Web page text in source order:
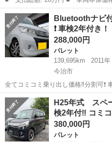
名： スズキ ■ 車種名： パレッ
ッドＩＩ パワステ ＡＢＳ 運転
グ サイドエアバッ...
香川 木田郡
Bluetoothナビ
❗️ 車検2年付き
288,000円
パレット
139,695km
2011年
今治市
全てコミコミ乗り出し価格‼️分割可❗️
大人気☆スズキ パレットSW
れます☆ETC付き☆便利な電動スラ
利なフルオ...
愛媛 今治市 パレット
H25年式 スペ
検2年付‼︎ コミ
380,000円
パレット